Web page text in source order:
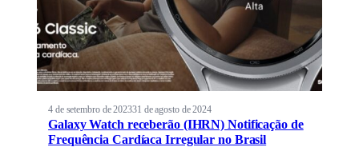
4 de setembro de 202331 de agosto de 2024
Galaxy Watch receberão (IHRN) Notificação de
Frequência Cardíaca Irregular no Brasil